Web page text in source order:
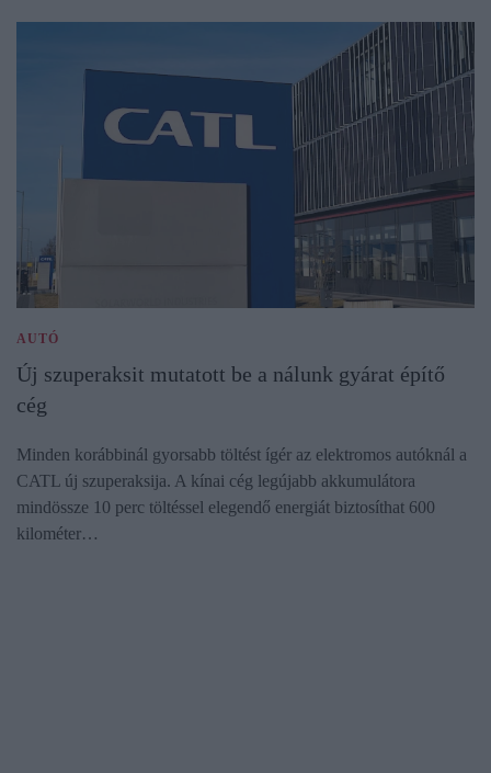
AUTÓ
Új szuperaksit mutatott be a nálunk gyárat építő
cég
Minden korábbinál gyorsabb töltést ígér az elektromos autóknál a
CATL új szuperaksija. A kínai cég legújabb akkumulátora
mindössze 10 perc töltéssel elegendő energiát biztosíthat 600
kilométer…